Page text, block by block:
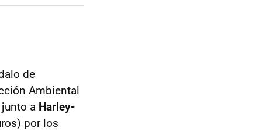
de
Ambiental
a Harley-
por los